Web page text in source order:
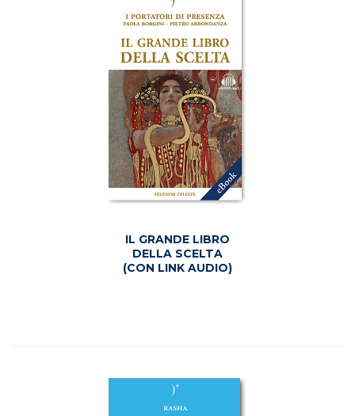
IL GRANDE LIBRO
DELLA SCELTA
(CON LINK AUDIO)